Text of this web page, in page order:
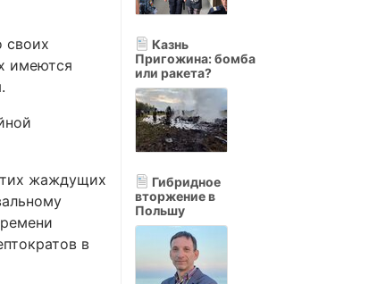
своих
имеются
жаждущих
в
Казнь
Пригожина: бомба
или ракета?
Гибридное
вторжение в
Польшу